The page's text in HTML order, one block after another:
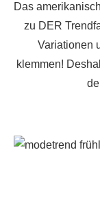
Das
zu DER
Variationen
klemmen!